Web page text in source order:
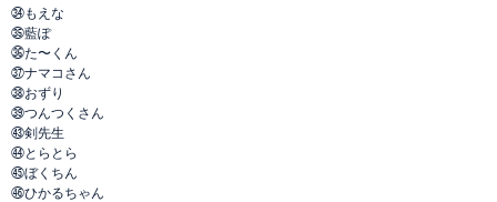
㉞もえな
㉟藍ぽ
㊱た〜くん
㊲ナマコさん
㊳おずり
㊴つんつくさん
㊸剣先生
㊹とらとら
㊺ぼくちん
㊻ひかるちゃん